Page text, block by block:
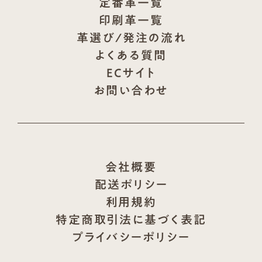
印刷革一覧
革選び/発注の流れ
よくある質問
ECサイト
お問い合わせ
プライバシーポリシー
特定商取引法に基づく表記
利用規約
配送ポリシー
会社概要